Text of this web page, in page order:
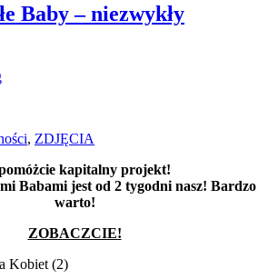
Baby – niezwykły
, ZDJĘCIA
kapitalny projekt!
Babami jest od 2 tygodni nasz! Bardzo
warto!
ZOBACZCIE!